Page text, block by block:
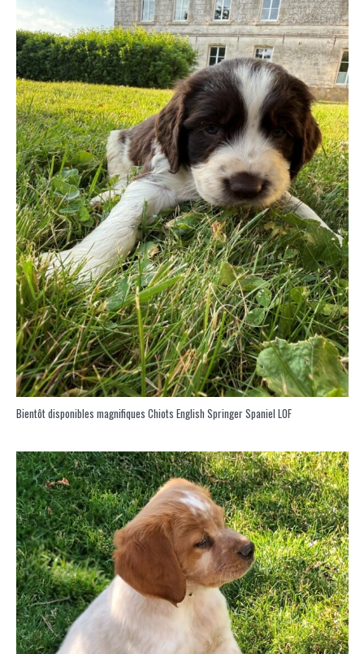
Bientôt disponibles magnifiques Chiots English Springer Spaniel LOF